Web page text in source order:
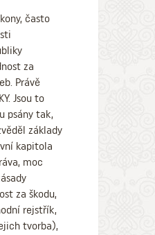
často
za
Právě
Jsou to
psány tak,
základy
kapitola
moc
za škodu,
rejstřík,
tvorba),